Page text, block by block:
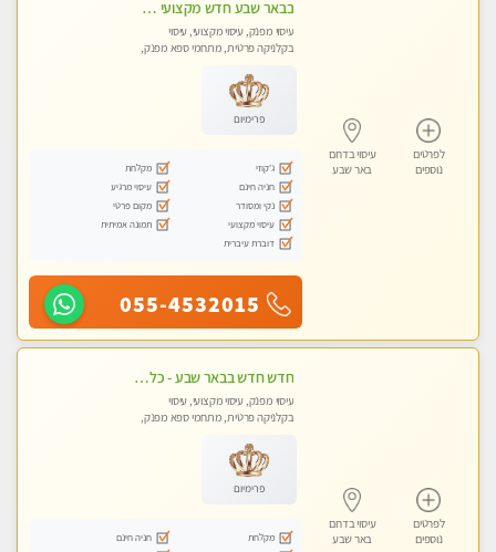
לפרטים
נוספים
עיסוי בדרום
באר שבע
בבאר שבע חדש מקצועי מפנק ומרגיע
עיסוי מפנק, עיסוי מקצועי, עיסוי
בקלניקה פרטית, מתחמי ספא מפנק,
פרימיום
ג'קוזי
מקלחת
חניה חינם
עיסוי מרגיע
נקי ומסודר
מקום פרטי
עיסוי מקצועי
תמונה אמיתית
דוברת עיברית
055-4532015
לפרטים
נוספים
עיסוי בדרום
באר שבע
חדש חדש בבאר שבע - כל סוגי העיסויים מעסה מקצועית ואיכותית פרטי!!!
עיסוי מפנק, עיסוי מקצועי, עיסוי
בקלניקה פרטית, מתחמי ספא מפנק,
פרימיום
מקלחת
חניה חינם